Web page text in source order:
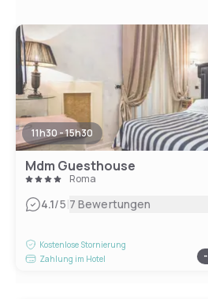
11h30 - 15h30
Mdm Guesthouse
Roma
4.1/5|7 Bewertungen
Kostenlose Stornierung
Zahlung im Hotel
-